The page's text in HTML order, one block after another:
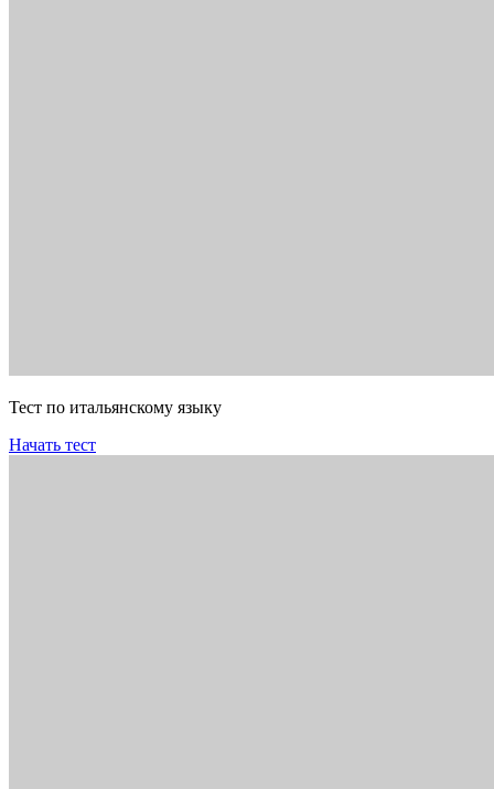
Тест по итальянскому языку
Начать тест